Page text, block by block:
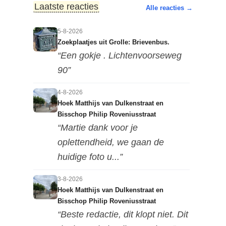
Laatste reacties Alle reacties →
5-8-2026
Zoekplaatjes uit Grolle: Brievenbus.
“Een gokje . Lichtenvoorseweg
90”
4-8-2026
Hoek Matthijs van Dulkenstraat en
Bisschop Philip Roveniusstraat
“Martie dank voor je
oplettendheid, we gaan de
huidige foto u...”
3-8-2026
Hoek Matthijs van Dulkenstraat en
Bisschop Philip Roveniusstraat
“Beste redactie, dit klopt niet. Dit